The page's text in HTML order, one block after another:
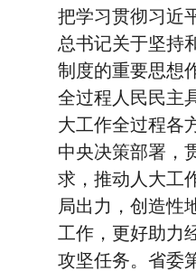
把学习贯彻习近
总书记关于坚持
制度的重要思想
全过程人民民主
大工作全过程各
中央决策部署，
求，推动人大工
局出力，创造性
工作，更好助力
攻坚任务。省委